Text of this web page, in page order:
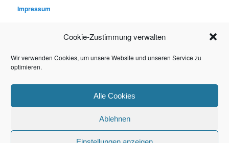
Cookie-Zustimmung verwalten
Wir verwenden Cookies, um unsere Website und unseren Service zu
optimieren.
Alle Cookies
Ablehnen
Impressum
Datenschutzerklärung
Rechtliche Hinweise (Disclaimer)
Datenschutzerklärung Stolz präsentiert von WordPress